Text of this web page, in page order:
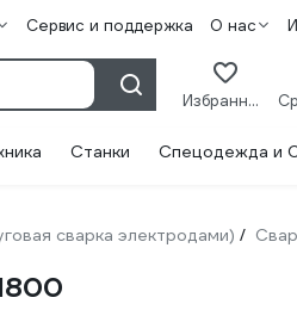
Сервис и поддержка О нас
Избранное
Станки Спецодежда и
сварка электродами) /